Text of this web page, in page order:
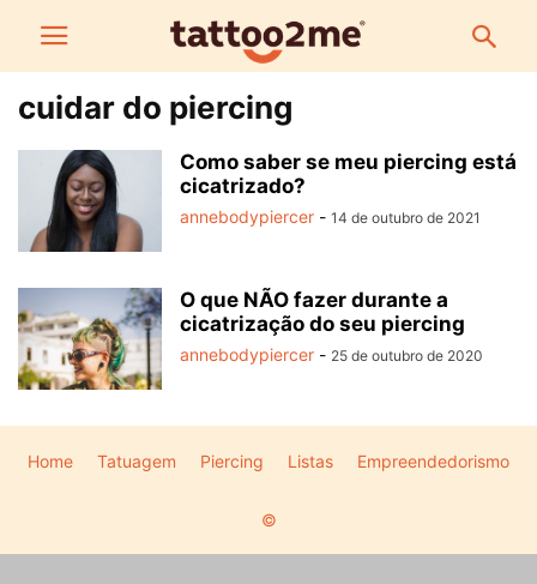
cuidar do piercing
Como saber se meu piercing está
cicatrizado?
annebodypiercer - 14 de outubro de 2021
O que NÃO fazer durante a
cicatrização do seu piercing
annebodypiercer - 25 de outubro de 2020
Home Tatuagem Piercing Listas Empreendedorismo
©